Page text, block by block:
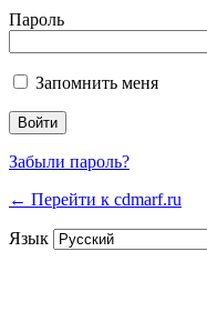
Пароль
Запомнить меня
Забыли пароль?
← Перейти к cdmarf.ru
Язык